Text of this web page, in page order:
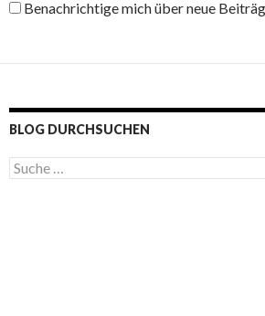
Benachrichtige mich über neue
BLOG DURCHSUCHEN
S
u